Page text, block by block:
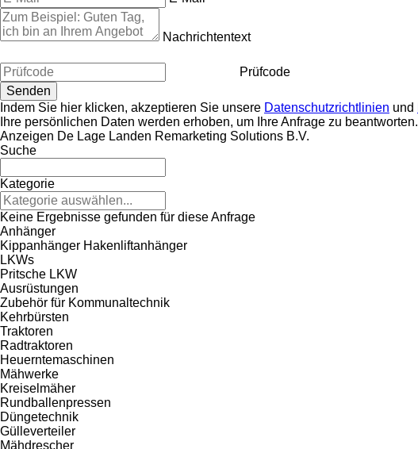
Nachrichtentext
Prüfcode
Indem Sie hier klicken, akzeptieren Sie unsere Datenschutzrichtlinien und
Ihre persönlichen Daten werden erhoben, um Ihre Anfrage zu beantworten.
Anzeigen De Lage Landen Remarketing Solutions B.V.
Suche
Kategorie
Keine Ergebnisse gefunden für diese Anfrage
Anhänger
Kippanhänger Hakenliftanhänger
LKWs
Pritsche LKW
Ausrüstungen
Zubehör für Kommunaltechnik
Kehrbürsten
Traktoren
Radtraktoren
Heuerntemaschinen
Mähwerke
Kreiselmäher
Rundballenpressen
Düngetechnik
Gülleverteiler
Mähdrescher